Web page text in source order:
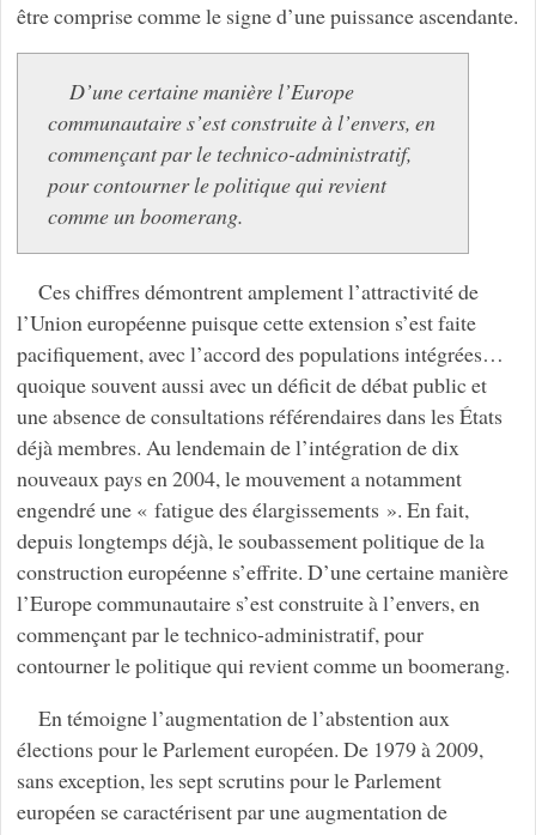
être comprise comme le signe d’une puissance ascendante.
D’une certaine manière l’Europe
communautaire s’est construite à l’envers, en
commençant par le technico-administratif,
pour contourner le politique qui revient
comme un boomerang.
Ces chiffres démontrent amplement l’attractivité de
l’Union européenne puisque cette extension s’est faite
pacifiquement, avec l’accord des populations intégrées…
quoique souvent aussi avec un déficit de débat public et
une absence de consultations référendaires dans les États
déjà membres. Au lendemain de l’intégration de dix
nouveaux pays en 2004, le mouvement a notamment
engendré une « fatigue des élargissements ». En fait,
depuis longtemps déjà, le soubassement politique de la
construction européenne s’effrite. D’une certaine manière
l’Europe communautaire s’est construite à l’envers, en
commençant par le technico-administratif, pour
contourner le politique qui revient comme un boomerang.
En témoigne l’augmentation de l’abstention aux
élections pour le Parlement européen. De 1979 à 2009,
sans exception, les sept scrutins pour le Parlement
européen se caractérisent par une augmentation de